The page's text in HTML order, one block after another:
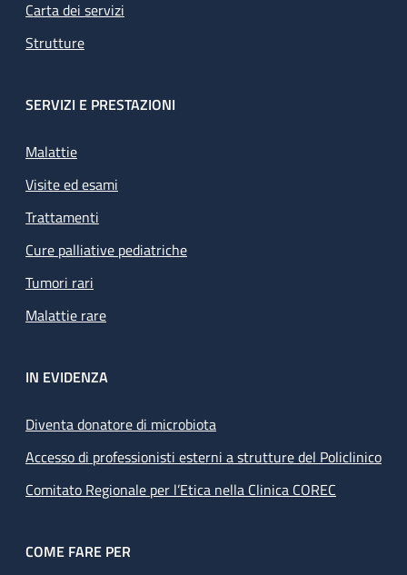
Carta dei servizi
Strutture
SERVIZI E PRESTAZIONI
Malattie
Visite ed esami
Trattamenti
Cure palliative pediatriche
Tumori rari
Malattie rare
IN EVIDENZA
Diventa donatore di microbiota
Accesso di professionisti esterni a strutture del Policlinico
Comitato Regionale per l’Etica nella Clinica COREC
COME FARE PER